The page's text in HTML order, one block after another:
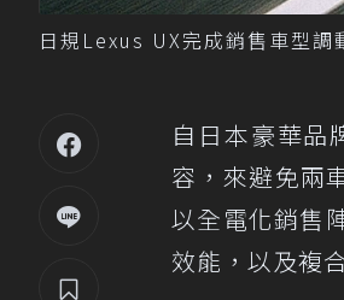
日規Lexus UX完成銷售車型
自日本豪華品
容，來避免兩
以全電化銷售
效能，以及複